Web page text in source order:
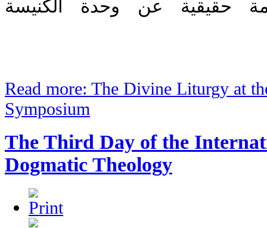
حقيقية عن وحدة الكنيسة
Read more: The Divine Liturgy at
Symposium
The Third Day of the
Dogmatic Theology